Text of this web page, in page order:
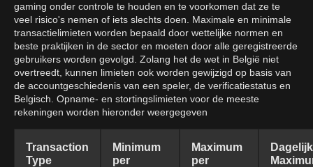
gaming onder controle te houden en te voorkomen dat ze te
veel risico's nemen of iets slechts doen. Maximale en minimale
transactielimieten worden bepaald door wettelijke normen en
beste praktijken in de sector en moeten door alle geregistreerde
gebruikers worden gevolgd. Zolang het de wet in België niet
overtreedt, kunnen limieten ook worden gewijzigd op basis van
de accountgeschiedenis van een speler, de verificatiestatus en
Belgisch. Opname- en stortingslimieten voor de meeste
rekeningen worden hieronder weergegeven
Transaction
Type
Minimum
per
Maximum
per